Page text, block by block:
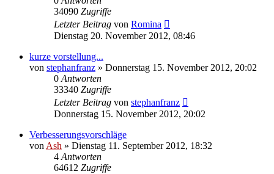
34090 Zugriffe
Letzter Beitrag von Romina
Dienstag 20. November 2012, 08:46
kurze vorstellung...
von stephanfranz » Donnerstag 15. November 2012, 20:02
0 Antworten
33340 Zugriffe
Letzter Beitrag von stephanfranz
Donnerstag 15. November 2012, 20:02
Verbesserungsvorschläge
von Ash » Dienstag 11. September 2012, 18:32
4 Antworten
64612 Zugriffe